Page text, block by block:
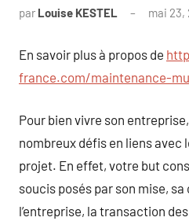
par Louise KESTEL mai 23,
En savoir plus à propos de
france.com/maintenance-
Pour bien vivre son
nombreux défis en liens avec
projet. En effet, votre but
soucis posés par son mise,
l’entreprise, la transaction